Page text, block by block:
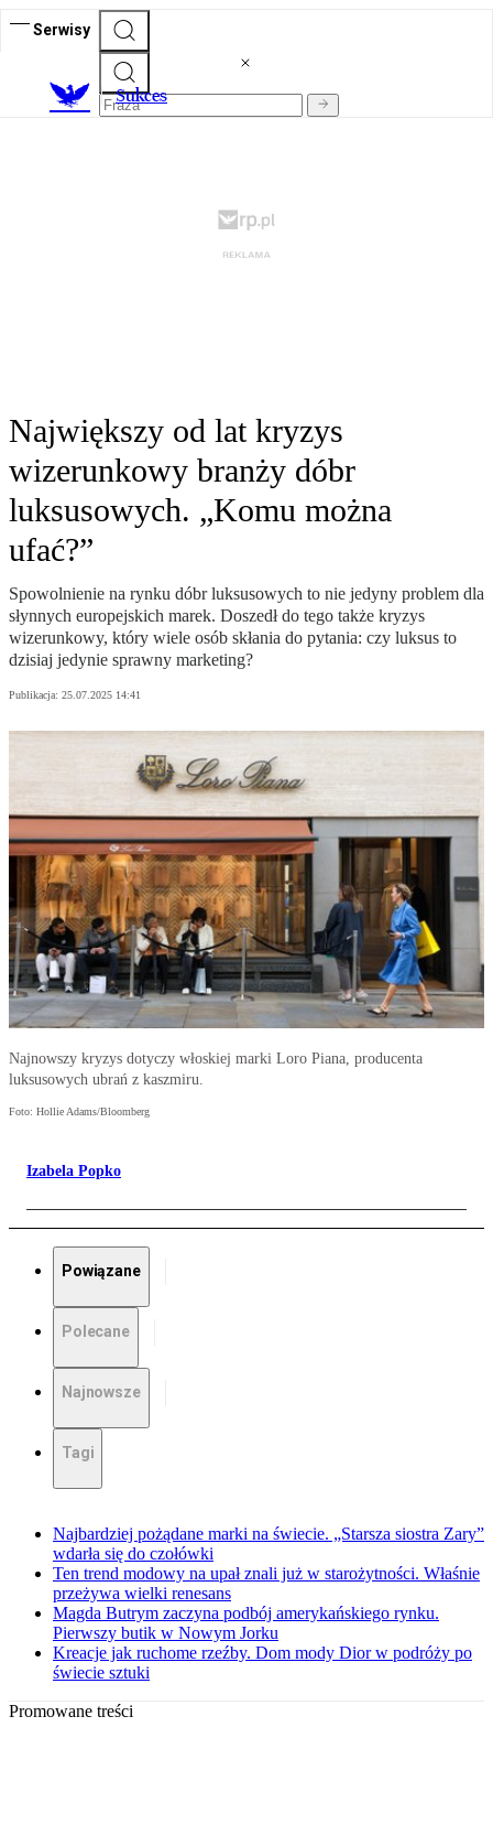
Serwisy
Sukces
Największy od lat kryzys
wizerunkowy branży dóbr
luksusowych. „Komu można
ufać?”
Spowolnienie na rynku dóbr luksusowych to nie jedyny problem dla
słynnych europejskich marek. Doszedł do tego także kryzys
wizerunkowy, który wiele osób skłania do pytania: czy luksus to
dzisiaj jedynie sprawny marketing?
Publikacja: 25.07.2025 14:41
Najnowszy kryzys dotyczy włoskiej marki Loro Piana, producenta
luksusowych ubrań z kaszmiru.
Foto: Hollie Adams/Bloomberg
Izabela Popko
Powiązane
Polecane
Najnowsze
Tagi
Najbardziej pożądane marki na świecie. „Starsza siostra Zary”
wdarła się do czołówki
Ten trend modowy na upał znali już w starożytności. Właśnie
przeżywa wielki renesans
Magda Butrym zaczyna podbój amerykańskiego rynku.
Pierwszy butik w Nowym Jorku
Kreacje jak ruchome rzeźby. Dom mody Dior w podróży po
świecie sztuki
Promowane treści